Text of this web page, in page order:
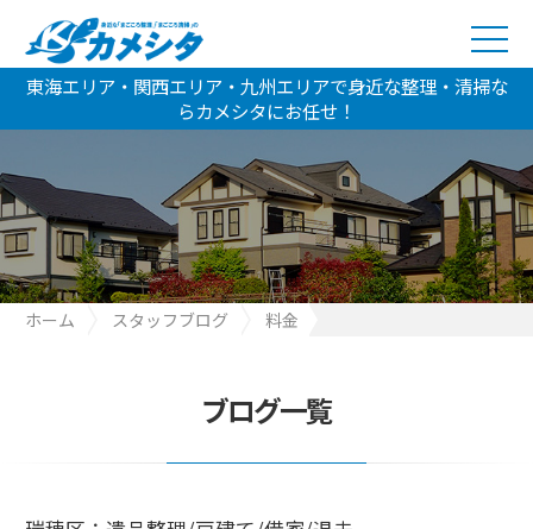
東海エリア・関西エリア・九州エリアで身近な整理・清掃な
らカメシタにお任せ！
ホーム スタッフブログ
料金
ブログ一覧